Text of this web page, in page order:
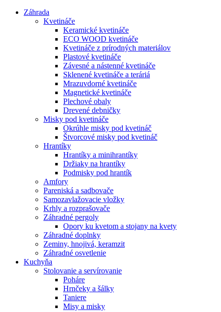
Záhrada
Kvetináče
Keramické kvetináče
ECO WOOD kvetináče
Kvetináče z prírodných materiálov
Plastové kvetináče
Závesné a nástenné kvetináče
Sklenené kvetináče a teráriá
Mrazuvdorné kvetináče
Magnetické kvetináče
Plechové obaly
Drevené debničky
Misky pod kvetináče
Okrúhle misky pod kvetináč
Štvorcové misky pod kvetináč
Hrantíky
Hrantíky a minihrantíky
Držiaky na hrantíky
Podmisky pod hrantík
Amfory
Pareniská a sadbovače
Samozavlažovacie vložky
Krhly a rozprašovače
Záhradné pergoly
Opory ku kvetom a stojany na kvety
Záhradné doplnky
Zeminy, hnojivá, keramzit
Záhradné osvetlenie
Kuchyňa
Stolovanie a servírovanie
Poháre
Hrnčeky a šálky
Taniere
Misy a misky